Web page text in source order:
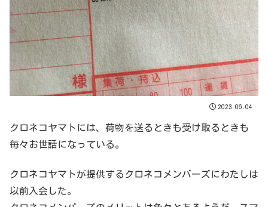
2023.06.04
クロネコヤマトには、荷物を送るときも受け取るときも
毎々お世話になっている。
クロネコヤマトが提供するクロネコメンバーズにわたしは
以前入会した。